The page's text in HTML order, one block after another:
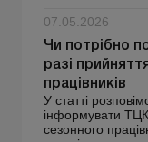
07.05.2026
Чи потрібно
разі
працівників
У статті
інформувати
сезонного